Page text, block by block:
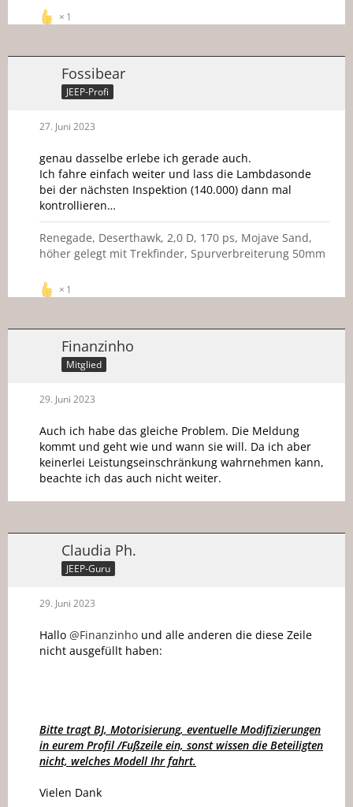
1
Fossibear
JEEP-Profi
27. Juni 2023
genau dasselbe erlebe ich gerade auch.
Ich fahre einfach weiter und lass die Lambdasonde
bei der nächsten Inspektion (140.000) dann mal
kontrollieren…
Renegade, Deserthawk, 2,0 D, 170 ps, Mojave Sand,
höher gelegt mit Trekfinder, Spurverbreiterung 50mm
1
Finanzinho
Mitglied
29. Juni 2023
Auch ich habe das gleiche Problem. Die Meldung
kommt und geht wie und wann sie will. Da ich aber
keinerlei Leistungseinschränkung wahrnehmen kann,
beachte ich das auch nicht weiter.
Claudia Ph.
JEEP-Guru
29. Juni 2023
Hallo @Finanzinho und alle anderen die diese Zeile
nicht ausgefüllt haben:
Bitte tragt BJ, Motorisierung, eventuelle Modifizierungen
in eurem Profil /Fußzeile ein, sonst wissen die Beteiligten
nicht, welches Modell Ihr fahrt.
Vielen Dank